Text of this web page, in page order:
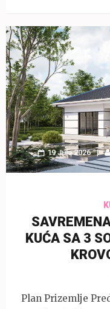
19 Jula 2026
KUĆA SA 3
Plan Prizemlje